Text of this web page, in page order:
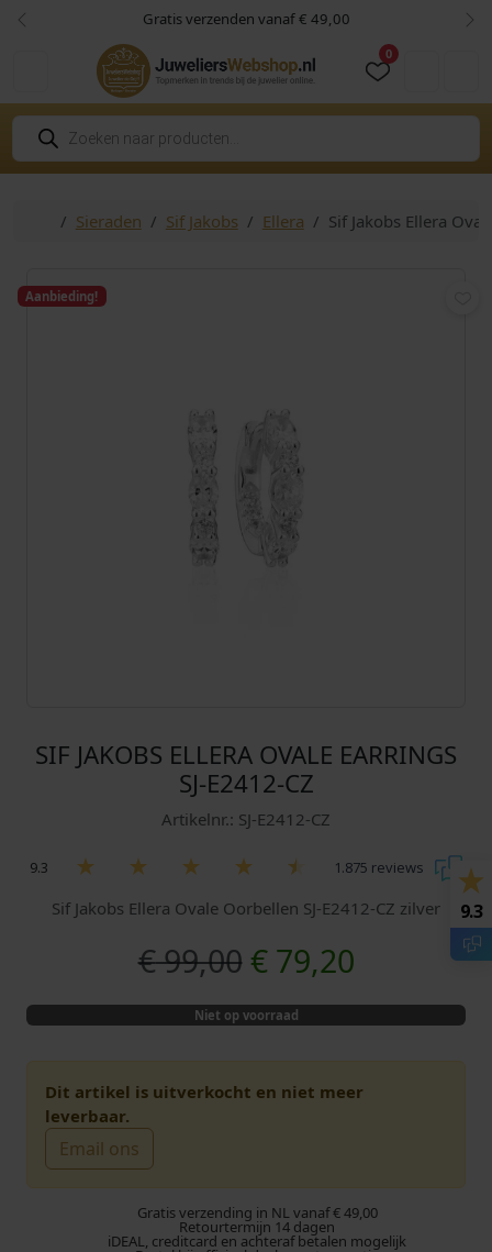
Skip to content
Skip to footer Gratis verzenden vanaf € 49,00
Vorige
0
P
o
d
o
e
HomeSieraden Sif Jakobs Ellera Sif Jakobs Ellera
Aanbieding!
SIF JAKOBS ELLERA OVALE EARRINGS
SJ-E2412-CZ
Artikelnr.: SJ-E2412-CZ
9.3 1.875 reviews
Sif Jakobs Ellera Ovale Oorbellen SJ-E2412-CZ zilver
€99,00 O
o
r
s
r
o
€79,20H
u
i
d
g
e
Niet op voorraad
Dit artikel is uitverkocht en niet meer
leverbaar.
Email ons
Gratis verzending in NL vanaf € 49,00
Retourtermijn 14 dagen
iDEAL, creditcard en achteraf betalen mogelijk
9.3